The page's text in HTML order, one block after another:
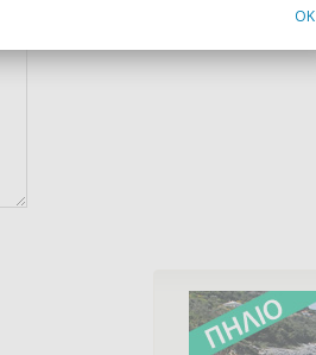
OK